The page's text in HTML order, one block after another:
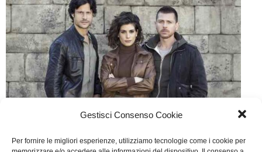
Gestisci Consenso Cookie
Per fornire le migliori esperienze, utilizziamo tecnologie come i cookie per
Il bosco